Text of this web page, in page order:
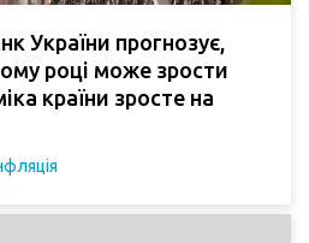
України прогнозує,
році може зрости
країни зросте на